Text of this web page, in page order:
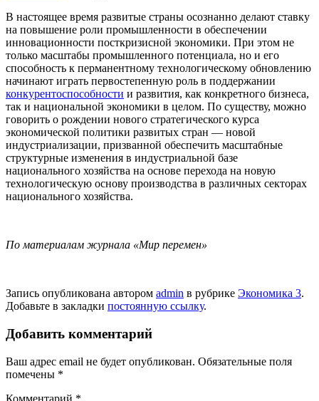
В настоящее время развитые страны осознанно делают ставку
на повышение роли промышленности в обеспечении
инновационности посткризисной экономики. При этом не
только масштабы промышленного потенциала, но и его
способность к перманентному технологическому обновлению
начинают играть первостепенную роль в поддержании
конкурентоспособности и развития, как конкретного бизнеса,
так и национальной экономики в целом. По существу, можно
говорить о рождении нового стратегического курса
экономической политики развитых стран — новой
индустриализации, призванной обеспечить масштабные
структурные изменения в индустриальной базе
национального хозяйства на основе перехода на новую
технологическую основу производства в различных секторах
национального хозяйства.
По материалам журнала «Мир перемен»
Запись опубликована автором admin в рубрике Экономика 3.
Добавьте в закладки постоянную ссылку.
Добавить комментарий
Ваш адрес email не будет опубликован. Обязательные поля
помечены *
Комментарий *